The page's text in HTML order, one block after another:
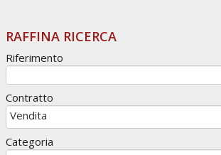
RAFFINA RICERCA
Riferimento
Contratto
Categoria